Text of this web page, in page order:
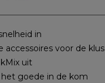
in
accessoires voor de klus
uit
het goede in de kom